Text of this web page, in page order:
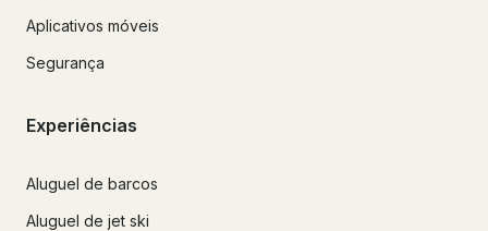
Aplicativos móveis
Segurança
Experiências
Aluguel de barcos
Aluguel de jet ski